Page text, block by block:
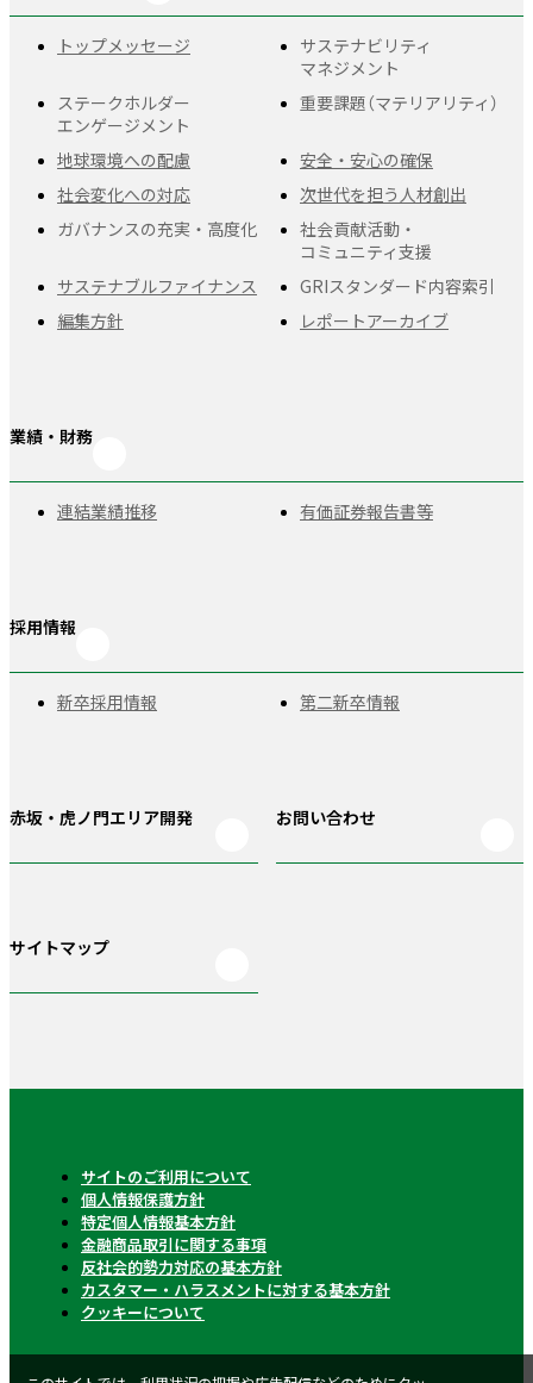
トップメッセージ
サステナビリティ
マネジメント
ステークホルダー
エンゲージメント
重要課題 （マテリアリティ）
地球環境への配慮 安全・安心の確保
社会変化への対応 次世代を担う人材創出
ガバナンスの充実・ 高度化
社会貢献活動・
コミュニティ支援
サステナブルファイナンス GRIスタンダード 内容索引
編集方針 レポートアーカイブ
業績・財務
連結業績推移 有価証券報告書等
採用情報
新卒採用情報 第二新卒情報
赤坂・虎ノ門 エリア開発 お問い合わせ
サイトマップ
サイトのご利用について
個人情報保護方針
特定個人情報基本方針
金融商品取引に関する事項
反社会的勢力対応の基本方針
カスタマー・ハラスメントに対する基本方針
クッキーについて